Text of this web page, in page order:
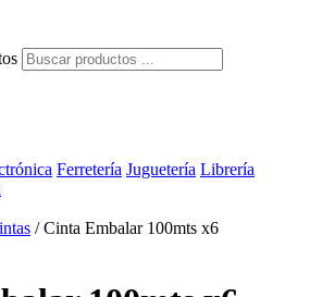
Ferretería Juguetería Librería
/ Cinta Embalar 100mts x6